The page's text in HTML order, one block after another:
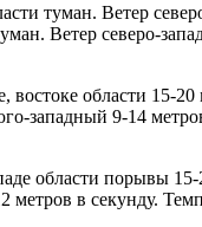
туман. Ветер
Ветер северо-
области 15-
западный 9-14
области порывы
в секунду.